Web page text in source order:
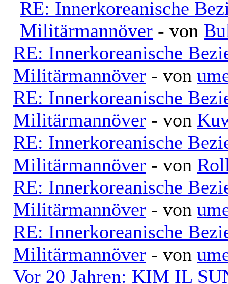
RE: Innerkoreanische
Militärmannöver - von
RE: Innerkoreanische
Militärmannöver - von
RE: Innerkoreanische
Militärmannöver - von
RE: Innerkoreanische
Militärmannöver - von
RE: Innerkoreanische
Militärmannöver - von
RE: Innerkoreanische
Militärmannöver - von
Vor 20 Jahren: KIM IL